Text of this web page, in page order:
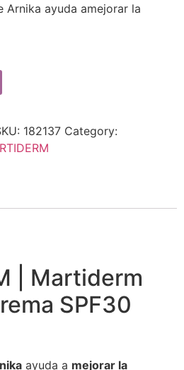
Arnika ayuda amejorar la
182137 Category:
| Martiderm
SPF30
ayuda a mejorar la